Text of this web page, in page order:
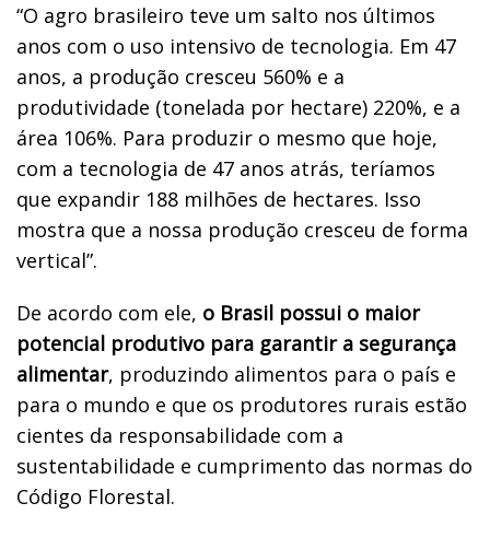
“O agro brasileiro teve um salto nos últimos
anos com o uso intensivo de tecnologia. Em 47
anos, a produção cresceu 560% e a
produtividade (tonelada por hectare) 220%, e a
área 106%. Para produzir o mesmo que hoje,
com a tecnologia de 47 anos atrás, teríamos
que expandir 188 milhões de hectares. Isso
mostra que a nossa produção cresceu de forma
vertical”.
De acordo com ele, o Brasil possui o maior
potencial produtivo para garantir a segurança
alimentar, produzindo alimentos para o país e
para o mundo e que os produtores rurais estão
cientes da responsabilidade com a
sustentabilidade e cumprimento das normas do
Código Florestal.